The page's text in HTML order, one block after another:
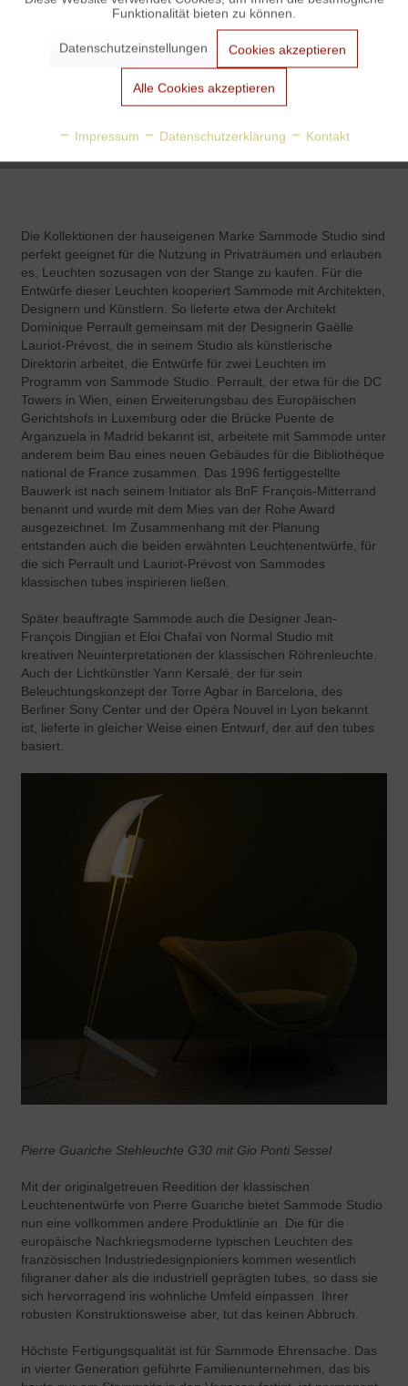
von Pierre Guariche
von Pierre Guariche
Die Kollektionen der hauseigenen Marke Sammode Studio sind
perfekt geeignet für die Nutzung in Privaträumen und erlauben
es, Leuchten sozusagen von der Stange zu kaufen. Für die
Entwürfe dieser Leuchten kooperiert Sammode mit Architekten,
Designern und Künstlern. So lieferte etwa der Architekt
Dominique Perrault gemeinsam mit der Designerin Gaëlle
Lauriot-Prévost, die in seinem Studio als künstlerische
Direktorin arbeitet, die Entwürfe für zwei Leuchten im
Programm von Sammode Studio. Perrault, der etwa für die DC
Towers in Wien, einen Erweiterungsbau des Europäischen
Gerichtshofs in Luxemburg oder die Brücke Puente de
Arganzuela in Madrid bekannt ist, arbeitete mit Sammode unter
anderem beim Bau eines neuen Gebäudes für die Bibliothèque
national de France zusammen. Das 1996 fertiggestellte
Bauwerk ist nach seinem Initiator als BnF François-Mitterrand
benannt und wurde mit dem Mies van der Rohe Award
ausgezeichnet. Im Zusammenhang mit der Planung
entstanden auch die beiden erwähnten Leuchtenentwürfe, für
die sich Perrault und Lauriot-Prévost von Sammodes
klassischen tubes inspirieren ließen.
Später beauftragte Sammode auch die Designer Jean-
François Dingjian et Eloi Chafaï von Normal Studio mit
kreativen Neuinterpretationen der klassischen Röhrenleuchte.
Auch der Lichtkünstler Yann Kersalé, der für sein
Beleuchtungskonzept der Torre Agbar in Barcelona, des
Berliner Sony Center und der Opéra Nouvel in Lyon bekannt
ist, lieferte in gleicher Weise einen Entwurf, der auf den tubes
basiert.
Pierre Guariche Stehleuchte G30 mit Gio Ponti Sessel
Mit der originalgetreuen Reedition der klassischen
Leuchtenentwürfe von Pierre Guariche bietet Sammode Studio
nun eine vollkommen andere Produktlinie an. Die für die
europäische Nachkriegsmoderne typischen Leuchten des
französischen Industriedesignpioniers kommen wesentlich
filigraner daher als die industriell geprägten tubes, so dass sie
sich hervorragend ins wohnliche Umfeld einpassen. Ihrer
robusten Konstruktionsweise aber, tut das keinen Abbruch.
Höchste Fertigungsqualität ist für Sammode Ehrensache. Das
in vierter Generation geführte Familienunternehmen, das bis
Aktiv
Aktiv
Personalisierung
Funktionalität bieten zu können.
Datenschutzeinstellungen Cookies akzeptieren
Alle Cookies akzeptieren
Impressum Datenschutzerklärung Kontakt